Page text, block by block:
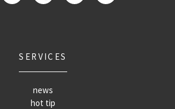
SERVICES
news
hot tip